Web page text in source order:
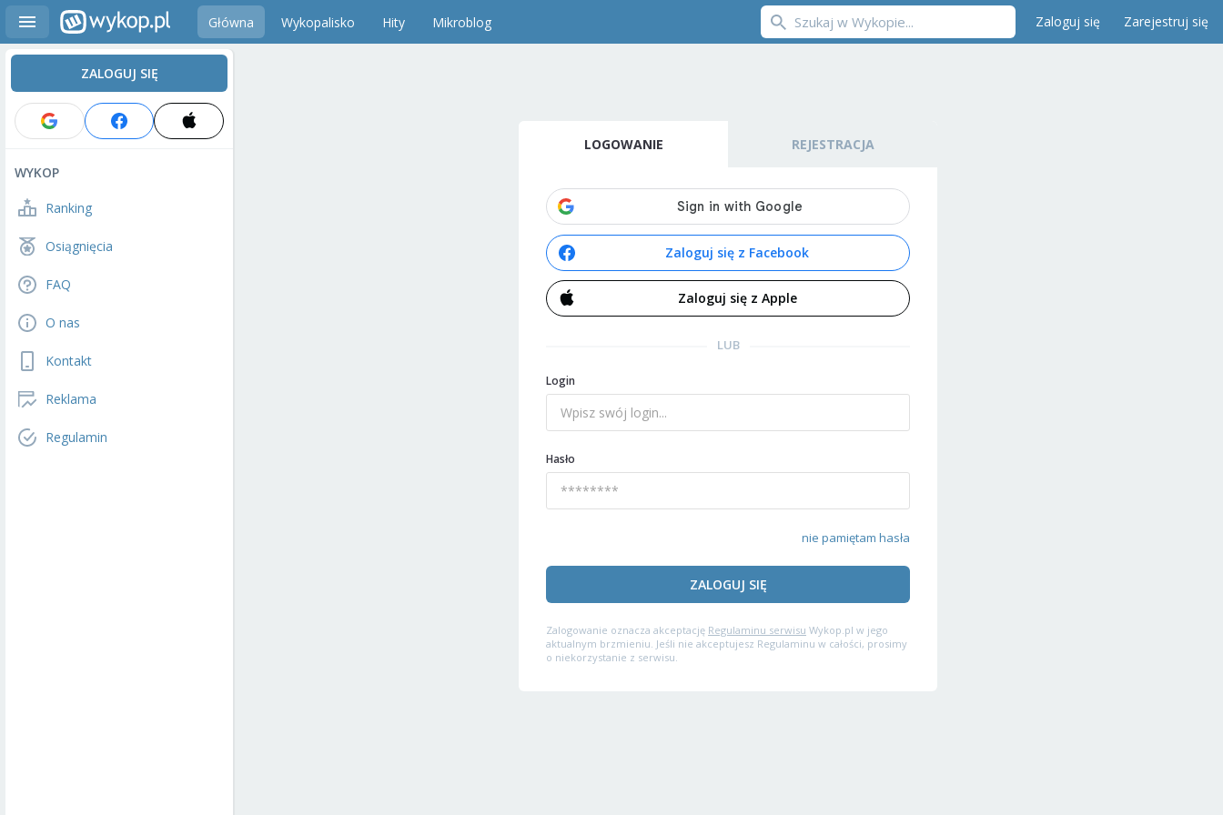
Główna Wykopalisko Hity Mikroblog Zaloguj się Zarejestruj się
ZALOGUJ SIĘ
WYKOP
Ranking
Osiągnięcia
FAQ
O nas
Kontakt
Reklama
Regulamin
LOGOWANIE REJESTRACJA
Zaloguj się z Facebook
Zaloguj się z Apple
LUB
Login
Hasło
nie pamiętam hasła
ZALOGUJ SIĘ
Zalogowanie oznacza akceptację Regulaminu serwisu Wykop.pl w jego
aktualnym brzmieniu. Jeśli nie akceptujesz Regulaminu w całości, prosimy
o niekorzystanie z serwisu.